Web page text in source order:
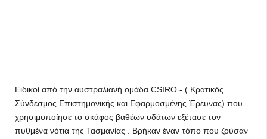
Ειδικοί από την αυστραλιανή ομάδα CSIRO - ( Κρατικός
Σύνδεσμος Επιστημονικής και Εφαρμοσμένης Έρευνας) που
χρησιμοποίησε το σκάφος βαθέων υδάτων εξέτασε τον
πυθμένα νότια της Τασμανίας . Βρήκαν έναν τόπο που ζούσαν